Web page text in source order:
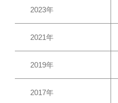
2023年
2021年
2019年
2017年